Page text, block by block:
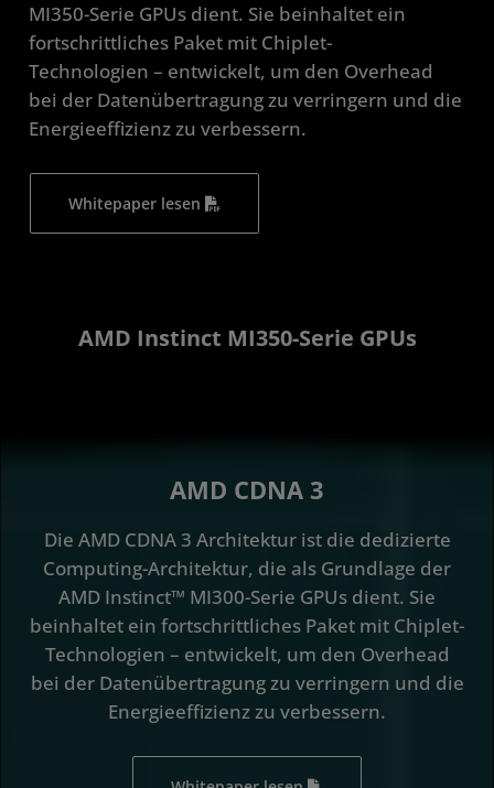
MI350-Serie GPUs dient. Sie beinhaltet ein
fortschrittliches Paket mit Chiplet-
Technologien – entwickelt, um den Overhead
bei der Datenübertragung zu verringern und die
Energieeffizienz zu verbessern.
Whitepaper lesen
AMD Instinct MI350-Serie GPUs
AMD CDNA 3
Die AMD CDNA 3 Architektur ist die dedizierte
Computing-Architektur, die als Grundlage der
AMD Instinct™ MI300-Serie GPUs dient. Sie
beinhaltet ein fortschrittliches Paket mit Chiplet-
Technologien – entwickelt, um den Overhead
bei der Datenübertragung zu verringern und die
Energieeffizienz zu verbessern.